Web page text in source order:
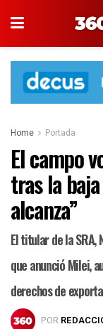
Home Portada
El campo
tras la
alcanza”
El titular de la SRA,
que anunció Milei,
derechos de
POR